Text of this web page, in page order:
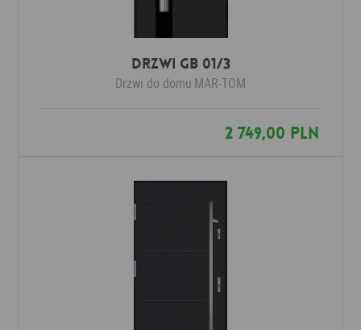
Drzwi GB 01/3
Drzwi do domu MAR-TOM
2 749,00 PLN